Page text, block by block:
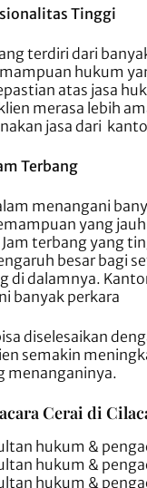
Tinggi
terdiri dari
hukum
atas jasa
merasa lebih
jasa dari
Terbang
menangani
yang
terbang yang
besar bagi
di dalamnya.
banyak perkara
diselesaikan
semakin
menanganinya.
Cerai di
hukum &
hukum &
hukum &